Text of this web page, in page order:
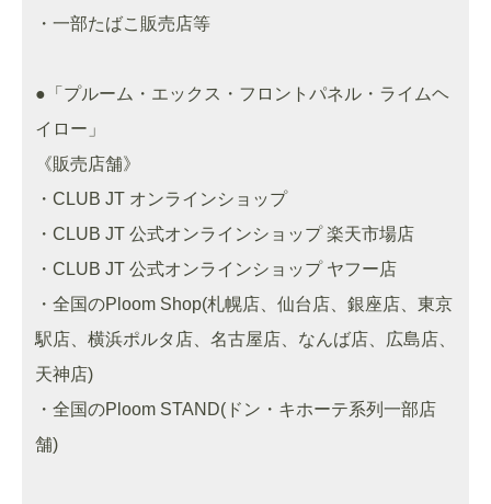
・一部たばこ販売店等
●「プルーム・エックス・フロントパネル・ライムヘ
イロー」
《販売店舗》
・CLUB JT オンラインショップ
・CLUB JT 公式オンラインショップ 楽天市場店
・CLUB JT 公式オンラインショップ ヤフー店
・全国のPloom Shop(札幌店、仙台店、銀座店、東京
駅店、横浜ポルタ店、名古屋店、なんば店、広島店、
天神店)
・全国のPloom STAND(ドン・キホーテ系列一部店
舗)